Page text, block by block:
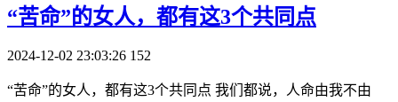
​“苦命”的女人，都有这3个共同点
2024-12-02 23:03:26 152
“苦命”的女人，都有这3个共同点 我们都说，人命由我不由